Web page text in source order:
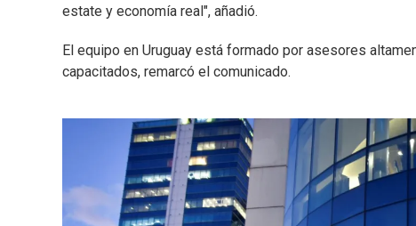
estate y economía real", añadió.
El equipo en Uruguay está formado por asesores
capacitados, remarcó el comunicado.